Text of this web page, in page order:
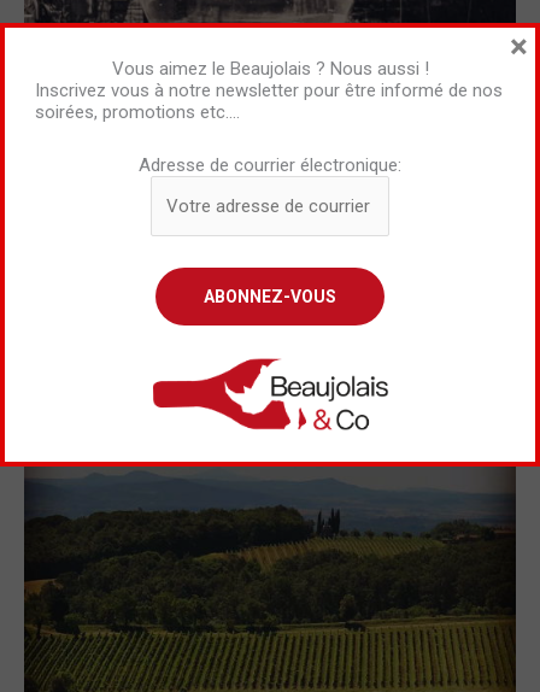
Vous aimez le Beaujolais ? Nous aussi !
Inscrivez vous à notre newsletter pour être informé de nos
soirées, promotions etc….
Adresse de courrier électronique:
×